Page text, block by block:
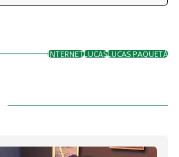
INTERNETLUCASLUCAS PAQUETÁ